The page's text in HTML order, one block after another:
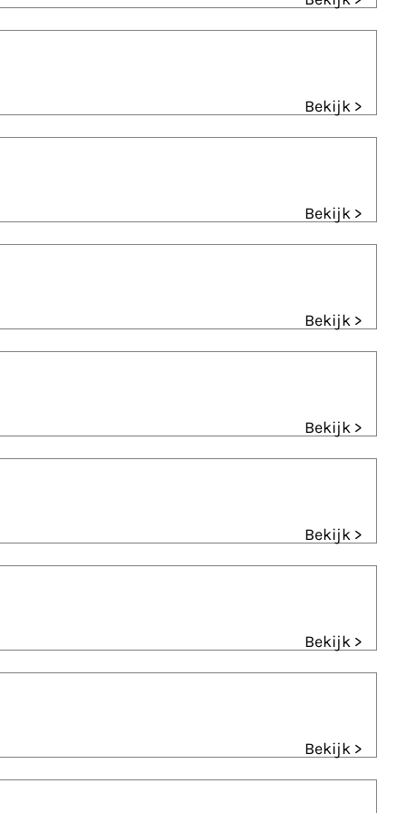
Bekijk >
Bekijk >
Bekijk >
Bekijk >
Bekijk >
Bekijk >
Bekijk >